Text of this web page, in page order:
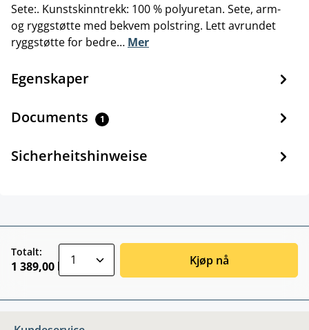
Sete:. Kunstskinntrekk: 100 % polyuretan. Sete, arm-
og ryggstøtte med bekvem polstring. Lett avrundet
ryggstøtte for bedre… Mer
Egenskaper
Documents 1
Sicherheitshinweise
Totalt:
1 389,00 kr Kjøp nå